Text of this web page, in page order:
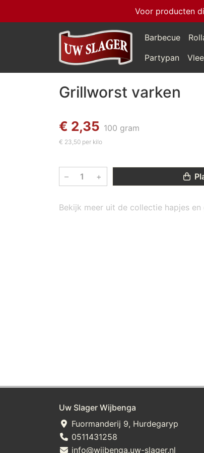
Voor producten
Barbecue
Partypan
Grillworst varken
€ 2,35 100 gram
€ 23,50 per kilo
– +
Bekijk meer uit de collectie hapjes
Uw Slager Wijbenga
Fuormanderij 9, Hurdegaryp
0511431258
info@wijbenga.uw-slager.nl